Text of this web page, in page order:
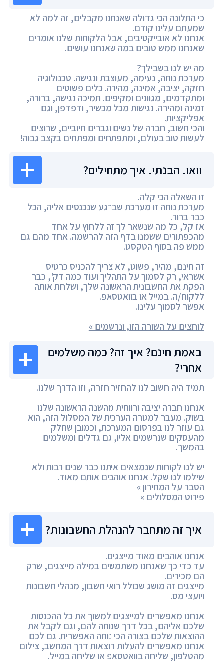
כי התלונה הכי גדולה שאנחנו מקבלים, זה למה לא
שמעתם עלינו קודם.
אנחנו לא אובייקטיבים, אבל הלקוחות שלנו אומרים
שאנחנו ממש טובים במה שאנחנו עושים.
מה יש לנו בשבילך?
מערכת נוחה, נעימה, מעוצבת ונגישה. טכנולוגיה
חזקה, יציבה, אמינה, מהירה. כלים פשוטים
ומתקדמים, מגוונים ומקיפים. תמיכה נגישה, ברורה,
זמינה ומהירה. נגישות מכל מכשיר, ודפדפן, וגם
אפליקציות.
והכי חשוב, חברה של נשים וגברים חיוביים, שרוצים
לעשות טוב בעולם, ומתפתחים ומפתחים בקצב גבוה!
וואו. הבנתי. איך מתחילים?
זו השאלה הכי קלה.
מערכת נוחה זו מערכת שברגע שנכנסים אליה, הכל
כבר ברור.
אז קל, כל מה שנשאר לך זה ללחוץ על אחד
מהכפתורים ששמנו בדף הזה להרשמה. אחד מהם גם
ממש פה בסוף הטקסט.
זה חינם, מהיר, פשוט, לא צריך להכניס כרטיס
אשראי, רק לסמוך על התהליך ועוד כמה דק', כבר
הפקת את החשבונית הראשונה שלך, ושלחת אותה
ללקוח/ה. במייל או בוואטסאפ.
אפשר לסמוך עלינו.
לוחצים על השורה הזו, ונרשמים »
באמת חינם? איך זה? כמה משלמים
אחרי?
תמיד היה חשוב לנו להחזיר חזרה, וזו הדרך שלנו.
אנחנו חברה יציבה ורווחית מהשנה הראשונה שלנו
בשוק. מעבר למטרה הערכית של המסלול הזה, הוא
גם עוזר לנו בפרסום המערכת, וכמובן שחלק
מהעסקים שנרשמים אליו, גם גדלים ומשלמים
בהמשך.
יש לנו לקוחות שנמצאים איתנו כבר שנים רבות ולא
שילמו לנו שקל. אנחנו אוהבים אותם מאוד.
הסבר על המחירון »
פירוט המסלולים »
איך זה מתחבר להנהלת החשבונות?
אנחנו אוהבים מאוד מייצגים.
עד כדי כך שאנחנו משתמשים במילה מייצגים, שרק
הם מכירים.
מייצגים זה מושג שכולל רואי חשבון, מנהלי חשבונות
ויועצי מס.
אנחנו מאפשרים למייצגים למשוך את כל ההכנסות
שלכם אליהם, בכל דרך שנוחה להם, וגם לקבל את
ההוצאות שלכם בצורה הכי נוחה האפשרית. גם לכם
אנחנו מאפשרים להעלות הוצאות דרך המחשב, צילום
מהטלפון, שליחה בוואטסאפ או שליחה במייל.